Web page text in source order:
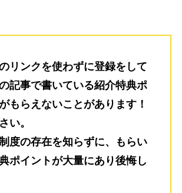
リンクを使わずに登録をして
記事で書いている紹介特典ポ
もらえないことがあります！
い。
度の存在を知らずに、もらい
ポイントが大量にあり後悔し